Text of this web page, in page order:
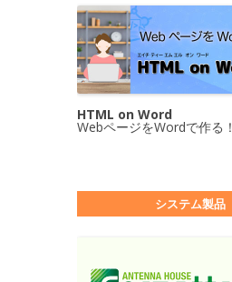
HTML on Word
WebページをWordで作る！
システム製品